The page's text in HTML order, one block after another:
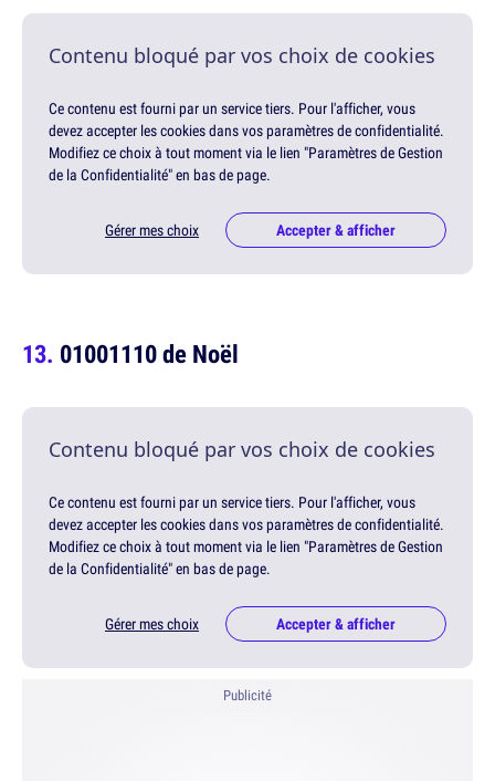
Contenu bloqué par vos choix de cookies
Ce contenu est fourni par un service tiers. Pour l'afficher, vous
devez accepter les cookies dans vos paramètres de confidentialité.
Modifiez ce choix à tout moment via le lien "Paramètres de Gestion
de la Confidentialité" en bas de page.
Gérer mes choix Accepter & afficher
01001110 de Noël
Contenu bloqué par vos choix de cookies
Ce contenu est fourni par un service tiers. Pour l'afficher, vous
devez accepter les cookies dans vos paramètres de confidentialité.
Modifiez ce choix à tout moment via le lien "Paramètres de Gestion
de la Confidentialité" en bas de page.
Gérer mes choix Accepter & afficher
Publicité